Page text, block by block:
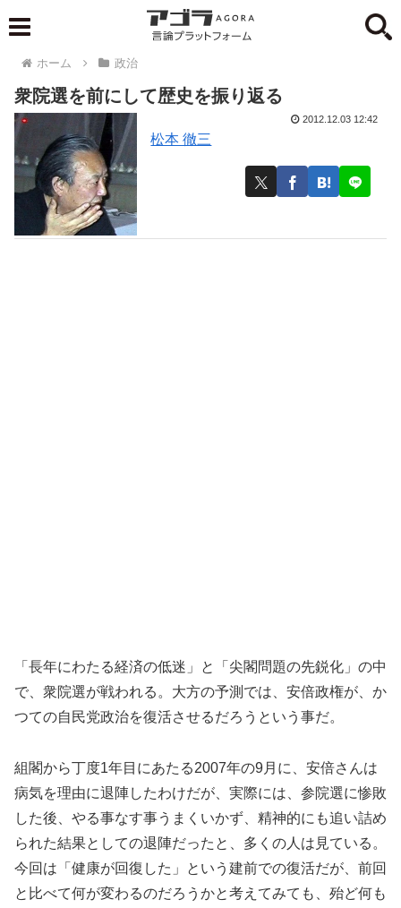
ホーム 政治
衆院選を前にして歴史を振り返る
松本 徹三
2012.12.03 12:42
「長年にわたる経済の低迷」と「尖閣問題の先鋭化」の中
で、衆院選が戦われる。大方の予測では、安倍政権が、か
つての自民党政治を復活させるだろうという事だ。
組閣から丁度1年目にあたる2007年の9月に、安倍さんは
病気を理由に退陣したわけだが、実際には、参院選に惨敗
した後、やる事なす事うまくいかず、精神的にも追い詰め
られた結果としての退陣だったと、多くの人は見ている。
今回は「健康が回復した」という建前での復活だが、前回
と比べて何が変わるのだろうかと考えてみても、殆ど何も